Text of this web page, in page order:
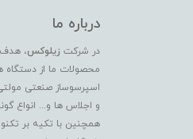
درباره ما
در شرکت زیلوکس، هدف
محصولات ما از دستگاه
اسپرسوساز صنعتی
و اجلاس ها و... انواع
همچنین با تکیه بر